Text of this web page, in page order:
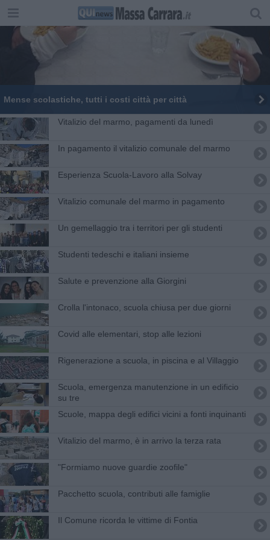
Mense scolastiche, tutti i costi città per città
Vitalizio del marmo, pagamenti da lunedì
In pagamento il vitalizio comunale del marmo
Esperienza Scuola-Lavoro alla Solvay
Vitalizio comunale del marmo in pagamento
Un gemellaggio tra i territori per gli studenti
​Studenti tedeschi e italiani insieme
​Salute e prevenzione alla Giorgini
Crolla l'intonaco, scuola chiusa per due giorni
Covid alle elementari, stop alle lezioni
Rigenerazione a scuola, in piscina e al Villaggio
Scuola, emergenza manutenzione in un edificio
su tre
Scuole, mappa degli edifici vicini a fonti inquinanti
Vitalizio del marmo, è in arrivo la terza rata
"Formiamo nuove guardie zoofile"
Pacchetto scuola, contributi alle famiglie
Il Comune ricorda le vittime di Fontia